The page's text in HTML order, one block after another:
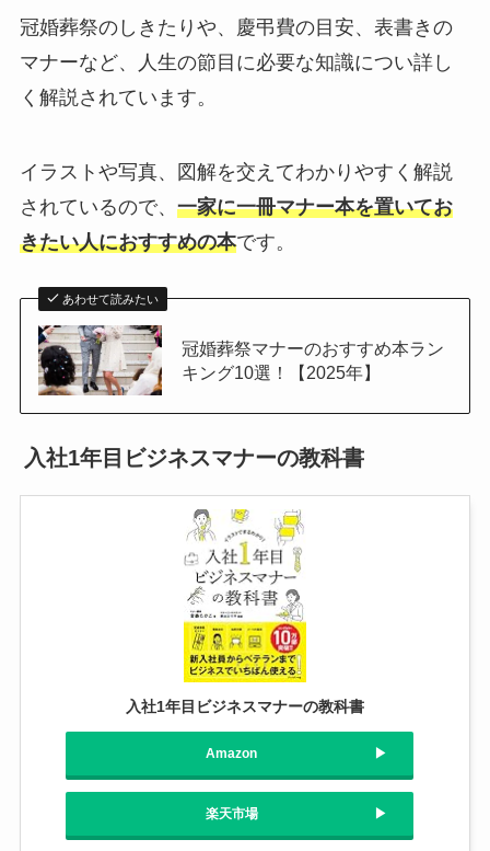
冠婚葬祭のしきたりや、慶弔費の目安、表書きの
マナーなど、人生の節目に必要な知識につい詳し
く解説されています。
イラストや写真、図解を交えてわかりやすく解説
されているので、 一家に一冊マナー本を置いてお
きたい人におすすめの本です。
あわせて読みたい
冠婚葬祭マナーのおすすめ本ラン
キング10選！【2025年】
入社1年目ビジネスマナーの教科書
入社1年目ビジネスマナーの教科書
Amazon
楽天市場